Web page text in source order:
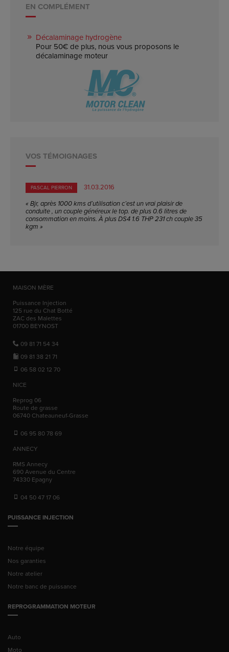
EN COMPLÉMENT
Décalaminage hydrogène
Pour 50€ de plus, nous vous proposons le
décalaminage moteur
VOS TÉMOIGNAGES
PASCAL PIERRON
31.03.2016
« Bjr, après 1000 kms d’utilisation c’est un vrai plaisir de
conduite , un couple généreux le top. de plus 0.6 litres de
consommation en moins. À plus DS4 1.6 THP 231 ch couple 35
kgm »
MAISON MÈRE
Puissance Injection
125 rue du Chat Botté
ZAC des Malettes
01700 BEYNOST
09 81 71 54 34
09 81 38 21 71
06 58 02 12 70
NICE
Reprog 06
Route de grasse
06740 Chateauneuf-Grasse
06 95 80 78 69
ANNECY
RMS Annecy
690 Avenue du Centre
74330 Epagny
04 50 47 17 06
PUISSANCE INJECTION
Notre équipe
Nos garanties
Notre atelier
Notre banc de puissance
REPROGRAMMATION MOTEUR
Auto
Moto